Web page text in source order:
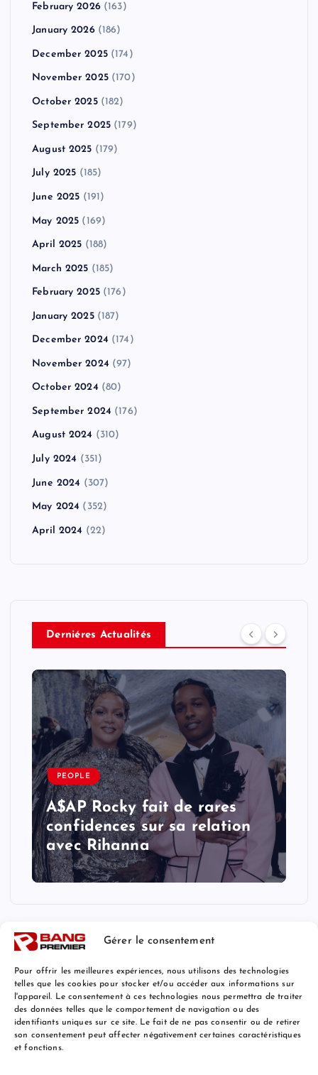
Gérer le consentement
Pour offrir les meilleures expériences, nous utilisons des technologies
telles que les cookies pour stocker et/ou accéder aux informations sur
l'appareil. Le consentement à ces technologies nous permettra de traiter
des données telles que le comportement de navigation ou des
identifiants uniques sur ce site. Le fait de ne pas consentir ou de retirer
son consentement peut affecter négativement certaines caractéristiques
et fonctions.
February 2026(163)
January 2026(186)
December 2025(174)
November 2025(170)
October 2025(182)
September 2025 (179)
August 2025 (179)
July 2025 (185)
June 2025 (191)
May 2025 (169)
April 2025 (188)
March 2025 (185)
February 2025(176)
January 2025(187)
December 2024 (174)
November 2024 (97)
October 2024 (80)
September 2024 (176)
August 2024 (310)
July 2024 (351)
June 2024 (307)
May 2024 (352)
April 2024 (22)
Derniéres Actualités
PEOPLE
A$AP Rocky fait de rares
confidences sur sa relation
avec Rihanna
Mentions Légales